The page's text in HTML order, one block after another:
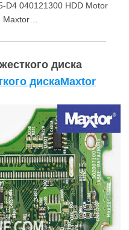
D4 040121300 HDD Motor
Maxtor…
диска
дискаMaxtor